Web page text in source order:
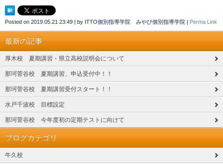
Posted on 2019.05.21 23:49 by ITTO個別指導学院 みやび個別指導学院 Perma Link
最新の記事
厚木校 夏期講習・県立高校説明会について
那珂菅谷校 夏期講習、申込受付中！！
那珂菅谷校 夏期講習受付スタート！！
水戸千波校 目標設定
那珂菅谷校 今年度初の定期テストに向けて
ブログカテゴリ
牛久校